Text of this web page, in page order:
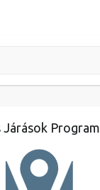
Program